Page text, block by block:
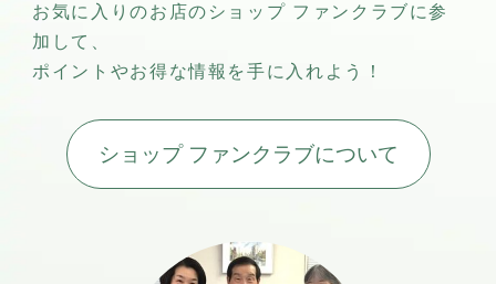
お気に入りのお店のショップ ファンクラブに参
加して、
ポイントやお得な情報を手に入れよう！
ショップ ファンクラブについて